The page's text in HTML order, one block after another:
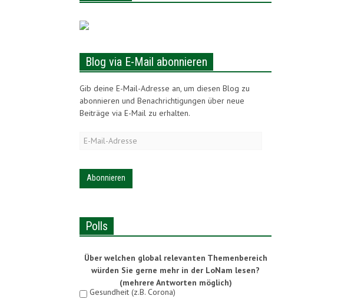
Blog via E-Mail abonnieren
Gib deine E-Mail-Adresse an, um diesen Blog zu
abonnieren und Benachrichtigungen über neue
Beiträge via E-Mail zu erhalten.
E-
Polls
Über welchen global relevanten Themenbereich
würden Sie gerne mehr in der LoNam lesen?
(mehrere Antworten möglich)
Gesundheit (z.B. Corona)